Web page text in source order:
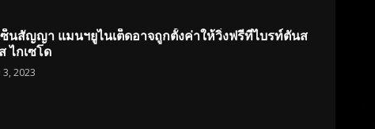
ซ็นสัญญา แมนฯยูไนเต็ดอาจถูกตั้งค่าให้วิ่งฟรีที่ไบรท์ตันส
ไกเซโด
2023